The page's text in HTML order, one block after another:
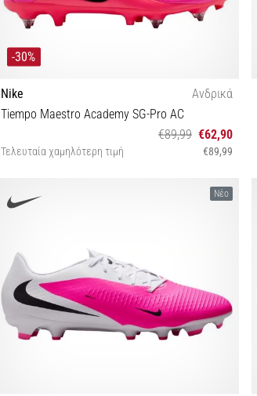
-30%
Nike
Ανδρικά
Tiempo Maestro Academy SG-Pro AC
€89,99 €62,90
Τελευταία χαμηλότερη τιμή €89,99
Νέο